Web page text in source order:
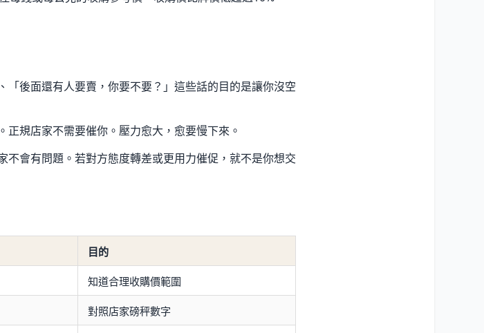
「後面還有人要賣，你要不要？」這些話的目的是讓你沒空
規店家不需要催你。壓力愈大，愈要慢下來。
不會有問題。若對方態度轉差或更用力催促，就不是你想交
目的
知道合理收購價範圍
對照店家磅秤數字